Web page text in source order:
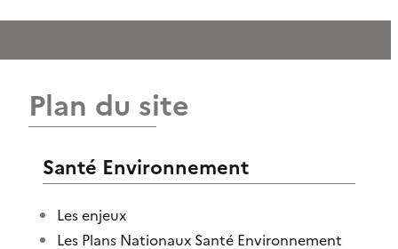
Plan du site
Santé Environnement
Les enjeux
Les Plans Nationaux Santé Environnement